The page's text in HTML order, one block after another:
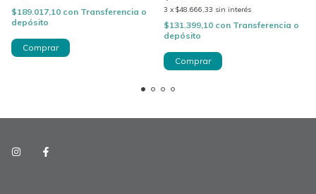
$189.017,10 con Transferencia o
depósito
3 x $48.666,33 sin interés
$131.399,10 con Transferencia o
depósito